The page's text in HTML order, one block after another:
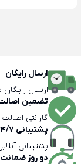
ارسال رایگان
ارسال
تضمین اصالت
گارانتی
پشتیبانی 24/7
پشتیبانی آنلاین 24 ساعته و تلفنی ساعات
دو روز